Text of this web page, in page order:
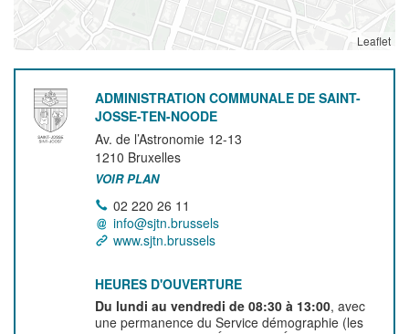
Leaflet
ADMINISTRATION COMMUNALE DE SAINT-
JOSSE-TEN-NOODE
Av. de l’Astronomie 12-13
1210 Bruxelles
VOIR PLAN
02 220 26 11
info@sjtn.brussels
www.sjtn.brussels
HEURES D'OUVERTURE
Du lundi au vendredi de 08:30 à 13:00, avec
une permanence du Service démographie (les